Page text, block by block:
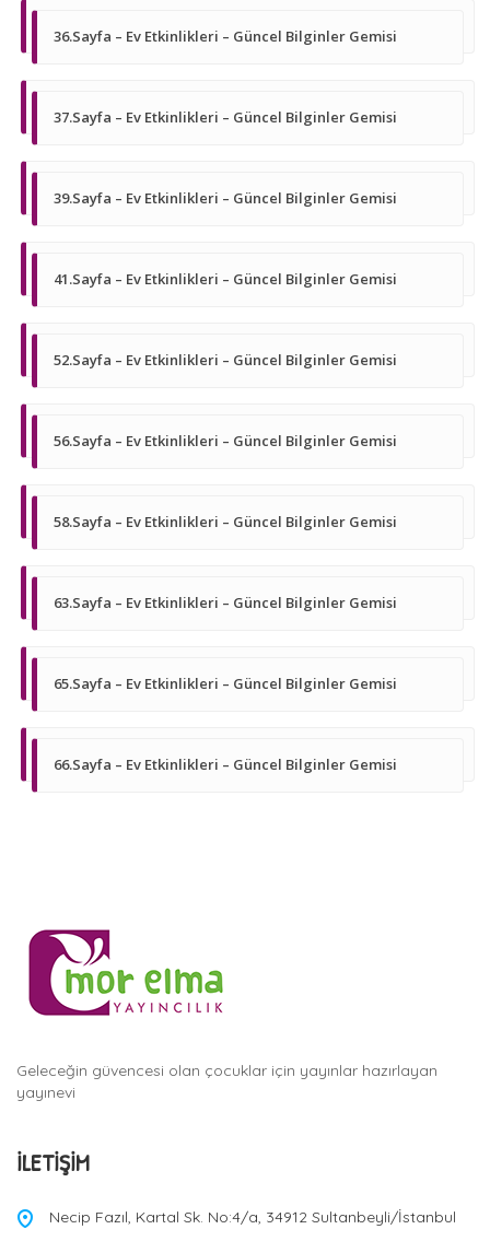
36.Sayfa – Ev Etkinlikleri – Güncel Bilginler Gemisi
37.Sayfa – Ev Etkinlikleri – Güncel Bilginler Gemisi
39.Sayfa – Ev Etkinlikleri – Güncel Bilginler Gemisi
41.Sayfa – Ev Etkinlikleri – Güncel Bilginler Gemisi
52.Sayfa – Ev Etkinlikleri – Güncel Bilginler Gemisi
56.Sayfa – Ev Etkinlikleri – Güncel Bilginler Gemisi
58.Sayfa – Ev Etkinlikleri – Güncel Bilginler Gemisi
63.Sayfa – Ev Etkinlikleri – Güncel Bilginler Gemisi
65.Sayfa – Ev Etkinlikleri – Güncel Bilginler Gemisi
66.Sayfa – Ev Etkinlikleri – Güncel Bilginler Gemisi
Geleceğin güvencesi olan çocuklar için yayınlar hazırlayan
yayınevi
İLETIŞIM
Necip Fazıl, Kartal Sk. No:4/a, 34912 Sultanbeyli/İstanbul